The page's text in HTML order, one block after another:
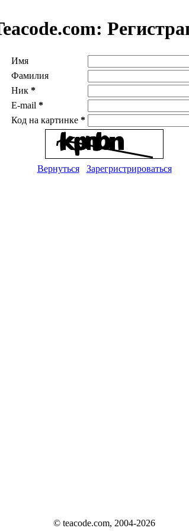
Имя
Фамилия
Ник *
E-mail *
Код на картинке *
Вернуться Зарегристрироваться
© teacode.com, 2004-2026